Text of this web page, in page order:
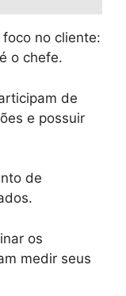
no cliente:
o chefe.
de
e possuir
de
os
medir seus